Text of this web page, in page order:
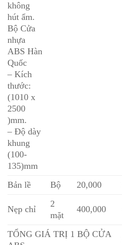
không
hút ẩm.
Bộ Cửa
nhựa
ABS Hàn
Quốc
– Kích
thước:
(1010 x
2500
)mm.
– Độ dày
khung
(100-
135)mm
Bản lề Bộ 20,000
Nẹp chỉ
2
mặt
400,000
TỔNG GIÁ TRỊ 1 BỘ CỬA